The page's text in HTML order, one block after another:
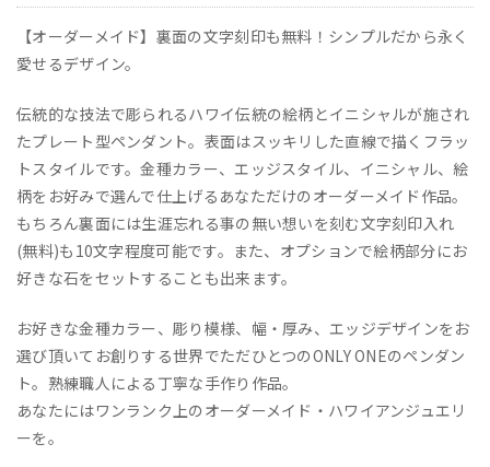
【オーダーメイド】裏面の文字刻印も無料！シンプルだから永く
愛せるデザイン。
伝統的な技法で彫られるハワイ伝統の絵柄とイニシャルが施され
たプレート型ペンダント。表面はスッキリした直線で描くフラッ
トスタイルです。金種カラー、エッジスタイル、イニシャル、絵
柄をお好みで選んで仕上げるあなただけのオーダーメイド作品。
もちろん裏面には生涯忘れる事の無い想いを刻む文字刻印入れ
(無料)も10文字程度可能です。また、オプションで絵柄部分にお
好きな石をセットすることも出来ます。
お好きな金種カラー、彫り模様、幅・厚み、エッジデザインをお
選び頂いてお創りする世界でただひとつのONLY ONEのペンダン
ト。熟練職人による丁寧な手作り作品。
あなたにはワンランク上のオーダーメイド・ハワイアンジュエリ
ーを。